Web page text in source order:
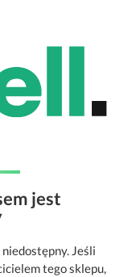
jest
Jeśli
tego sklepu,